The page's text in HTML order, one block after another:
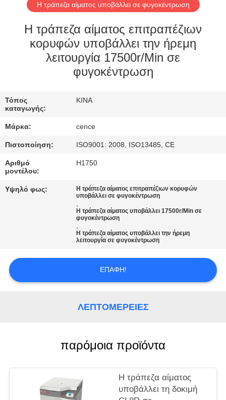
ΕΠΙΣΚΕΨΉ
ΕΡΓΟΣΤΑΣΊΟΥ
ΈΛΕΓΧΟΣ
ΠΟΙΌΤΗΤΑΣ
ΕΠΙΚΟΙΝΩΝΉΣΤΕ
ΜΑΖΊ
ΜΑΣ
ΕΙΔΉΣΕΙΣ
ΥΠΟΘΈΣΕΙΣ
SITEMAP
Η τράπεζα αίματος υποβάλλει σε φυγοκέντρωση
Η τράπεζα αίματος επιτραπέζιων
κορυφών υποβάλλει την ήρεμη
λειτουργία 17500r/Min σε
φυγοκέντρωση
Τόπος
καταγωγής:
ΚΙΝΑ
Μάρκα: cence
Πιστοποίηση: ISO9001: 2008, ISO13485, CE
Αριθμό
μοντέλου:
H1750
Υψηλό φως:
Η τράπεζα αίματος επιτραπέζιων κορυφών
υποβάλλει σε φυγοκέντρωση
,
Η τράπεζα αίματος υποβάλλει 17500r/Min σε
φυγοκέντρωση
,
Η τράπεζα αίματος υποβάλλει την ήρεμη
λειτουργία σε φυγοκέντρωση
ΕΠΑΦΉ!
ΛΕΠΤΟΜΈΡΕΙΕΣ
παρόμοια προϊόντα
Η τράπεζα αίματος
υποβάλλει τη δοκιμή